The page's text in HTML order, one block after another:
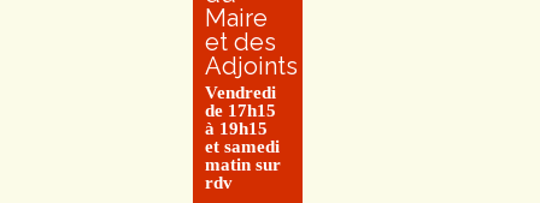
Maire
et des
Adjoints
Vendredi
de 17h15
à 19h15
et samedi
matin sur
rdv